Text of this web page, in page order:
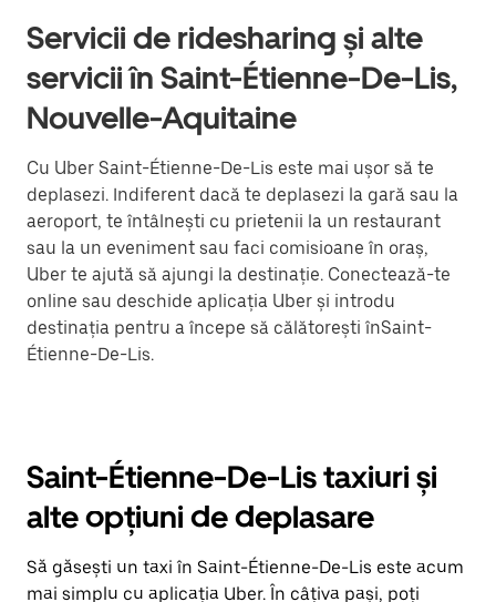
Servicii de ridesharing și alte
servicii în Saint-Étienne-De-Lis,
Nouvelle-Aquitaine
Cu Uber Saint-Étienne-De-Lis este mai ușor să te
deplasezi. Indiferent dacă te deplasezi la gară sau la
aeroport, te întâlnești cu prietenii la un restaurant
sau la un eveniment sau faci comisioane în oraș,
Uber te ajută să ajungi la destinație. Conectează-te
online sau deschide aplicația Uber și introdu
destinația pentru a începe să călătorești înSaint-
Étienne-De-Lis.
Saint-Étienne-De-Lis taxiuri și
alte opțiuni de deplasare
Să găsești un taxi în Saint-Étienne-De-Lis este acum
mai simplu cu aplicația Uber. În câțiva pași, poți